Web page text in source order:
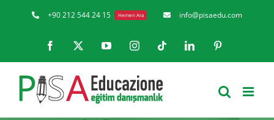
+90 212 544 24 15 Hemen Ara info@pisaedu.com
Facebook YouTubeInstagramTiktok LinkedIn